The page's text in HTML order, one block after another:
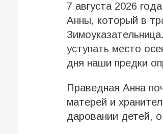
7 августа 2026
Анны, который в
уступать место
дня наши предки
Праведная Анна
матерей и
даровании детей,